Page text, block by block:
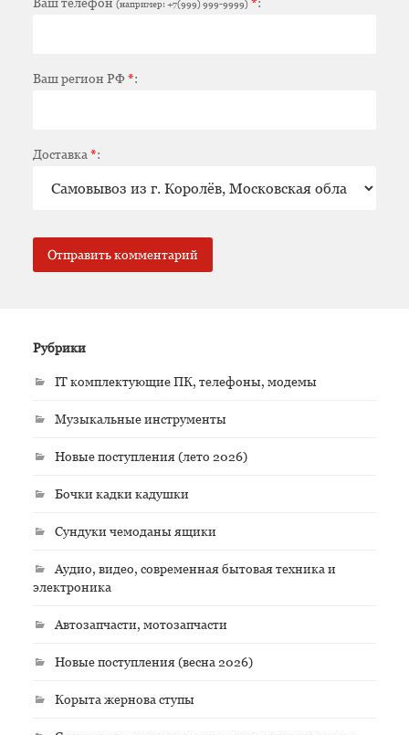
(например: +7(999) 999-9999)
Ваш регион РФ*:
Доставка *:
Рубрики
IT комплектующие ПК, телефоны, модемы
Музыкальные инструменты
Новые поступления (лето 2026)
Бочки кадки кадушки
Сундуки чемоданы ящики
Аудио, видео, современная бытовая техника и
электроника
Автозапчасти, мотозапчасти
Новые поступления (весна 2026)
Корыта жернова ступы